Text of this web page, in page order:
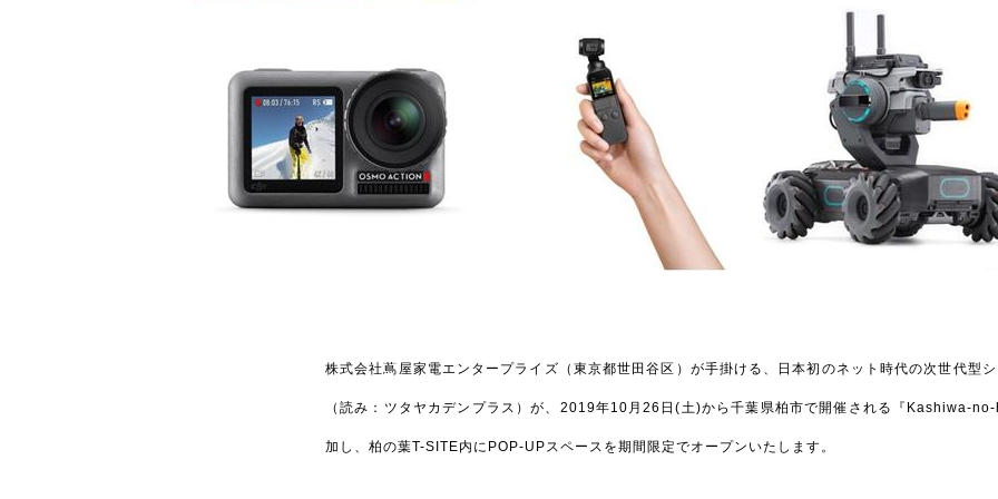
株式会社蔦屋家電エンタープライズ（東京都世田谷区）が手掛ける、日本初のネット時代の次世代型
（読み：ツタヤカデンプラス）が、2019年10月26日(土)から千葉県柏市で開催される『Kashiwa-
加し、柏の葉T-SITE内にPOP-UPスペースを期間限定でオープンいたします。